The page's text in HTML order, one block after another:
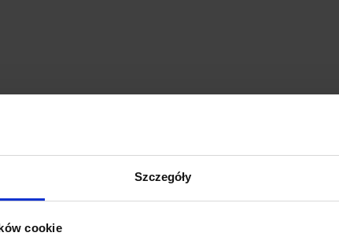
Szczegóły
cookie
GŁÓWNE CECHY